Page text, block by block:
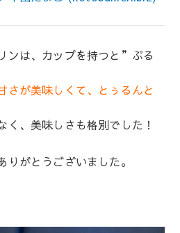
ンは、カップを持つと”ぷる
さが美味しくて、とぅるんと
く、美味しさも格別でした！
がとうございました。